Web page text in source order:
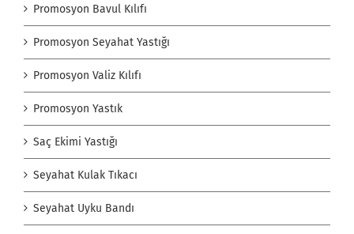
Promosyon Bavul Kılıfı
Promosyon Seyahat Yastığı
Promosyon Valiz Kılıfı
Promosyon Yastık
Saç Ekimi Yastığı
Seyahat Kulak Tıkacı
Seyahat Uyku Bandı